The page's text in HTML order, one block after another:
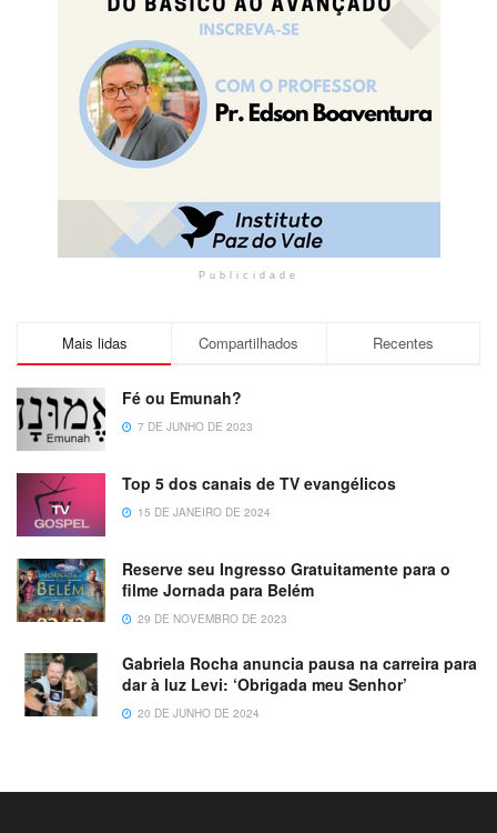
Publicidade
Mais lidas Compartilhados Recentes
Fé ou Emunah?
7 DE JUNHO DE 2023
Top 5 dos canais de TV evangélicos
15 DE JANEIRO DE 2024
Reserve seu Ingresso Gratuitamente para o
filme Jornada para Belém
29 DE NOVEMBRO DE 2023
Gabriela Rocha anuncia pausa na carreira para
dar à luz Levi: ‘Obrigada meu Senhor’
20 DE JUNHO DE 2024